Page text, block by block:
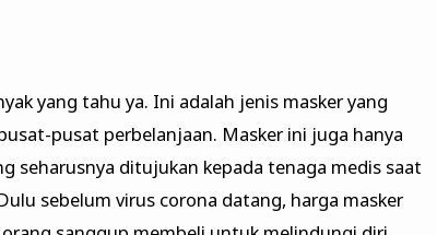
yang tahu ya. Ini adalah jenis masker yang
pusat perbelanjaan. Masker ini juga hanya
seharusnya ditujukan kepada tenaga medis saat
sebelum virus corona datang, harga masker